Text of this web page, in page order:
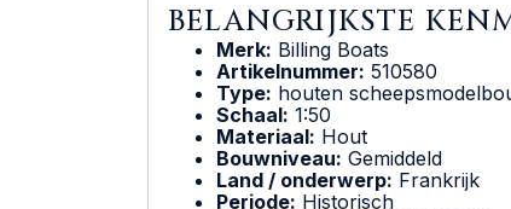
BELANGRIJKSTE
Merk: Billing Boats
Artikelnummer: 510580
Type: houten
Schaal: 1:50
Materiaal: Hout
Bouwniveau: Gemiddeld
Land / onderwerp: Frankrijk
Periode: Historisch